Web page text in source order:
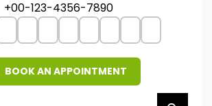
+00-123-4356-7890
BOOK AN APPOINTMENT